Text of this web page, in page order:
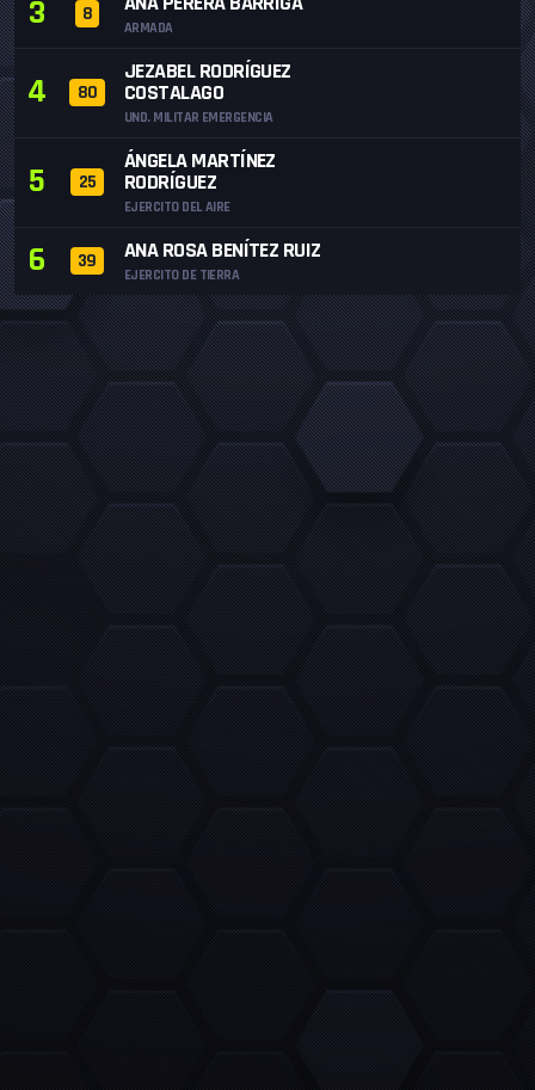
3 8
ARMADA
4 80
JEZABEL RODRÍGUEZ
COSTALAGO
UND. MILITAR EMERGENCIA
5 25
ÁNGELA MARTÍNEZ
RODRÍGUEZ
EJERCITO DEL AIRE
6 39 ANA ROSA BENÍTEZ RUIZ
EJERCITO DE TIERRA